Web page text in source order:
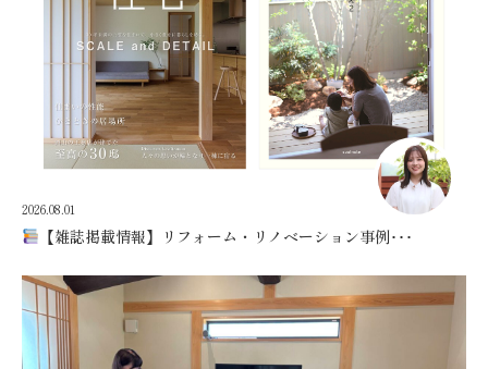
2026.08.01
【雑誌掲載情報】リフォーム・リノベーション事例･･･